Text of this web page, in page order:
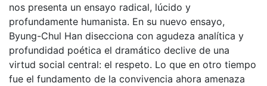
nos presenta un ensayo radical, lúcido y
profundamente humanista. En su nuevo ensayo,
Byung-Chul Han disecciona con agudeza analítica y
profundidad poética el dramático declive de una
virtud social central: el respeto. Lo que en otro tiempo
fue el fundamento de la convivencia ahora amenaza